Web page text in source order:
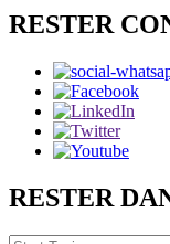
RESTER
RESTER